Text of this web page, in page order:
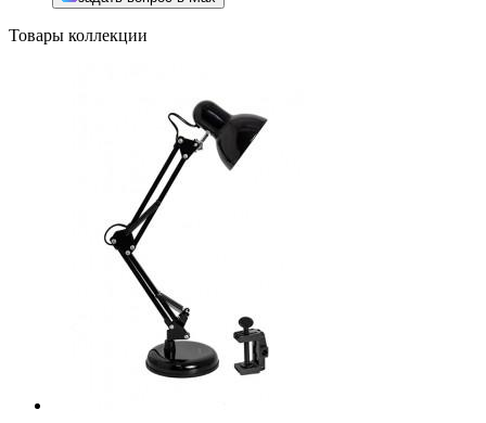
Товары коллекции